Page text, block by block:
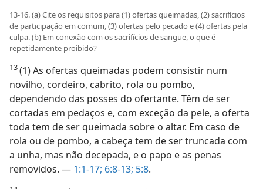
13-16. (a) Cite os requisitos para (1) ofertas queimadas, (2) sacrifícios
de participação em comum, (3) ofertas pelo pecado e (4) ofertas pela
culpa. (b) Em conexão com os sacrifícios de sangue, o que é
repetidamente proibido?
13(1) As ofertas queimadas podem consistir num
novilho, cordeiro, cabrito, rola ou pombo,
dependendo das posses do ofertante. Têm de ser
cortadas em pedaços e, com exceção da pele, a oferta
toda tem de ser queimada sobre o altar. Em caso de
rola ou de pombo, a cabeça tem de ser truncada com
a unha, mas não decepada, e o papo e as penas
removidos. — 1:1-17; 6:8-13; 5:8.